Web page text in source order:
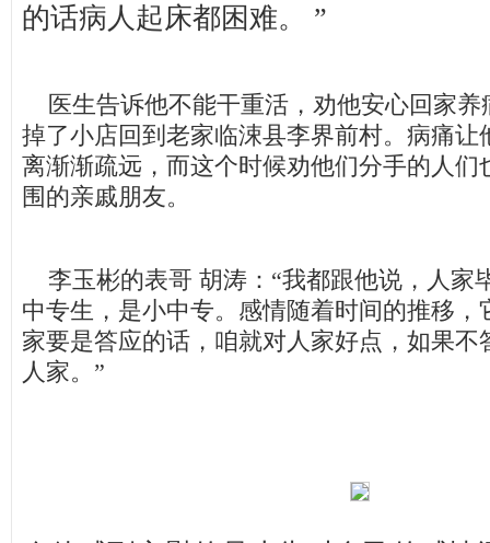
的话病人起床都困难。 ”
医生告诉他不能干重活，劝他安心回家养
掉了小店回到老家临涑县李界前村。病痛让
离渐渐疏远，而这个时候劝他们分手的人们
围的亲戚朋友。
李玉彬的表哥 胡涛：“我都跟他说，人家
中专生，是小中专。感情随着时间的推移，
家要是答应的话，咱就对人家好点，如果不
人家。”